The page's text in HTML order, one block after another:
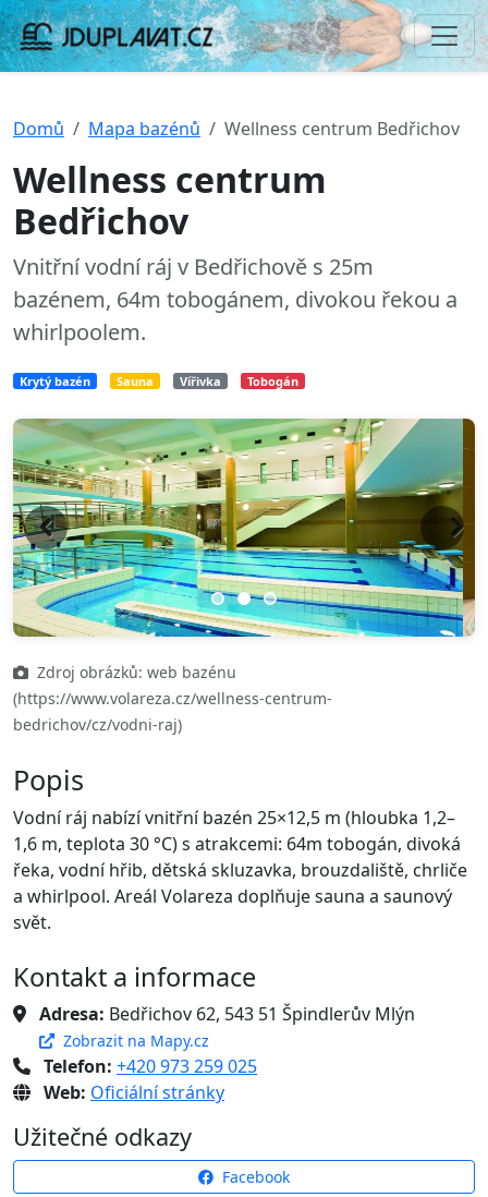
Domů Mapa bazénů Wellness centrum Bedřichov
Wellness centrum
Bedřichov
Vnitřní vodní ráj v Bedřichově s 25m
bazénem, 64m tobogánem, divokou řekou a
whirlpoolem.
Krytý bazén Sauna Vířivka Tobogán
Previous Next
Zdroj obrázků: web bazénu
(https://www.volareza.cz/wellness-centrum-
bedrichov/cz/vodni-raj)
Popis
Vodní ráj nabízí vnitřní bazén 25×12,5 m (hloubka 1,2–
1,6 m, teplota 30 °C) s atrakcemi: 64m tobogán, divoká
řeka, vodní hřib, dětská skluzavka, brouzdaliště, chrliče
a whirlpool. Areál Volareza doplňuje sauna a saunový
svět.
Kontakt a informace
Adresa: Bedřichov 62, 543 51 Špindlerův Mlýn
Zobrazit na Mapy.cz
Telefon: +420 973 259 025
Web: Oficiální stránky
Užitečné odkazy
Facebook